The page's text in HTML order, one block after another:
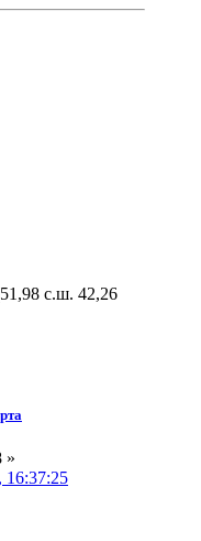
с.ш. 42,26
»
16:37:25